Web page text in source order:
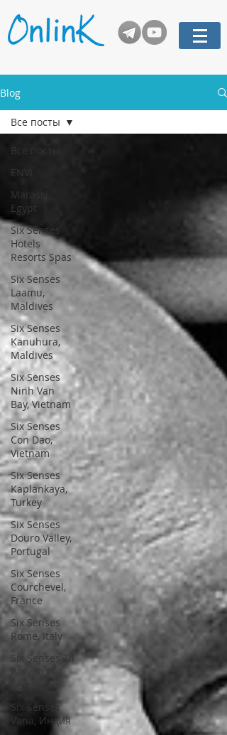
Blog
Все посты
ENVI
Marassi
Egypt
Six Senses
Hotels
Resorts Spas
Six Senses
Laamu,
Maldives
Six Senses
Kanuhura,
Maldives
Six Senses
Ninh Van
Bay, Vietnam
Six Senses
Con Dao,
Vietnam
Six Senses
Kaplankaya,
Turkey
Six Senses
Douro Valley,
Portugal
Six Senses
Courchevel,
France
Six Senses
Rome, Italy
Six Senses Zil
Seychelles
Six Senses
Vana, Индия
Все посты